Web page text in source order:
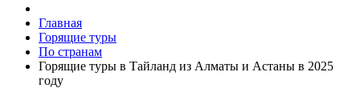
Главная
Горящие туры
По странам
Горящие туры в Тайланд из Алматы и Астаны в 2025
году